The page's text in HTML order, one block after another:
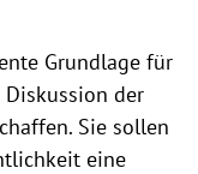
Grundlage für
der
Sie sollen
eine